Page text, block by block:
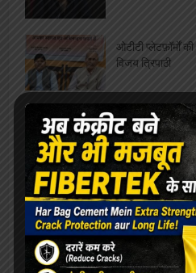
ओटीटी प्लेटफ़ॉर्मों
विजय त्रिपाठी
लव जिहादी निकला
छिपाकर महिला का
टी एम सी की पूर्व
रेपकांड का किया था
ज़ब शाहरुख़ को